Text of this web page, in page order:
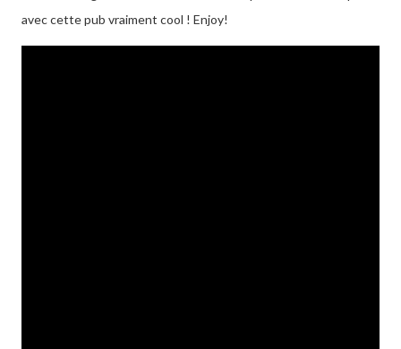
avec cette pub vraiment cool ! Enjoy!